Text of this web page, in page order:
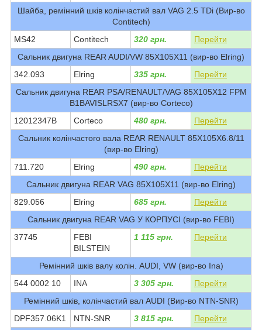
Шайба, ремінний шків колінчастий вал VAG 2.5 TDi (Вир-во
Contitech)
MS42
Contitech 320 грн.
Перейти
Сальник двигуна REAR AUDI/VW 85X105X11 (вир-во Elring)
342.093
Elring 335 грн.
Перейти
Сальник двигуна REAR PSA/RENAULT/VAG 85X105X12 FPM
B1BAVISLRSX7 (вир-во Corteco)
12012347B
Corteco 480 грн.
Перейти
Сальник колінчастого вала REAR RENAULT 85X105X6.8/11
(вир-во Elring)
711.720
Elring 490 грн.
Перейти
Сальник двигуна REAR VAG 85X105X11 (вир-во Elring)
829.056
Elring 685 грн.
Перейти
Сальник двигуна REAR VAG У КОРПУСІ (вир-во FEBI)
37745
FEBI
BILSTEIN
1 115 грн. Перейти
Ремінний шків валу колін. AUDI, VW (вир-во Ina)
544 0002 10
INA 3 305 грн.
Перейти
Ремінний шків, колінчастий вал AUDI (Вир-во NTN-SNR)
DPF357.06K1
NTN-SNR 3 815 грн.
Перейти